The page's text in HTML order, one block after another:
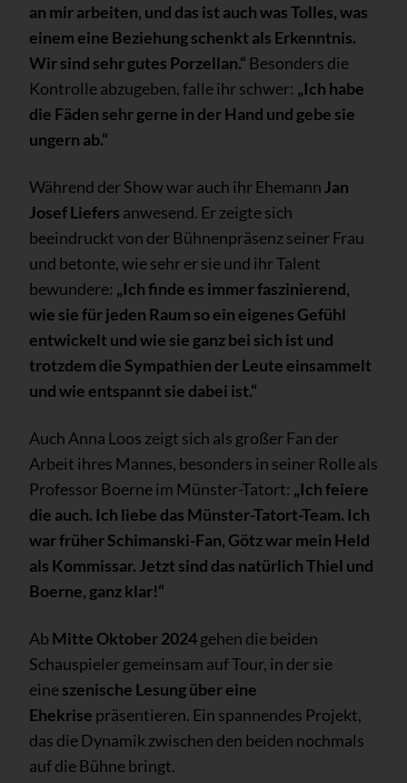
an mir arbeiten, und das ist auch was Tolles, was
einem eine Beziehung schenkt als Erkenntnis.
Wir sind sehr gutes Porzellan.“ Besonders die
Kontrolle abzugeben, falle ihr schwer: „Ich habe
die Fäden sehr gerne in der Hand und gebe sie
ungern ab.“
Während der Show war auch ihr Ehemann Jan
Josef Liefers anwesend. Er zeigte sich
beeindruckt von der Bühnenpräsenz seiner Frau
und betonte, wie sehr er sie und ihr Talent
bewundere: „Ich finde es immer faszinierend,
wie sie für jeden Raum so ein eigenes Gefühl
entwickelt und wie sie ganz bei sich ist und
trotzdem die Sympathien der Leute einsammelt
und wie entspannt sie dabei ist.“
Auch Anna Loos zeigt sich als großer Fan der
Arbeit ihres Mannes, besonders in seiner Rolle als
Professor Boerne im Münster-Tatort: „Ich feiere
die auch. Ich liebe das Münster-Tatort-Team. Ich
war früher Schimanski-Fan, Götz war mein Held
als Kommissar. Jetzt sind das natürlich Thiel und
Boerne, ganz klar!“
Ab Mitte Oktober 2024gehen die beiden
Schauspieler gemeinsam auf Tour, in der sie
eineszenische Lesung über eine
Ehekrise präsentieren. Ein spannendes Projekt,
das die Dynamik zwischen den beiden nochmals
auf die Bühne bringt.